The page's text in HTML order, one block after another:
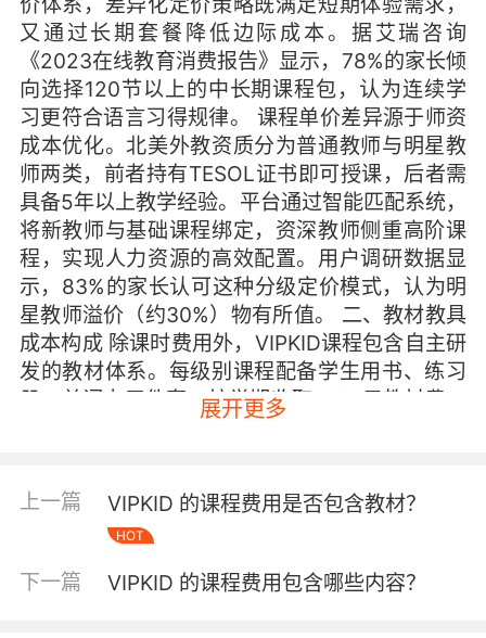
又通过长期套餐降低边际成本。据艾瑞咨询
《2023在线教育消费报告》显示，78%的家长倾
向选择120节以上的中长期课程包，认为连续学
习更符合语言习得规律。 课程单价差异源于师资
成本优化。北美外教资质分为普通教师与明星教
师两类，前者持有TESOL证书即可授课，后者需
具备5年以上教学经验。平台通过智能匹配系统，
将新教师与基础课程绑定，资深教师侧重高阶课
程，实现人力资源的高效配置。用户调研数据显
示，83%的家长认可这种分级定价模式，认为明
星教师溢价（约30%）物有所值。 二、教材教具
成本构成 除课时费用外，VIPKID课程包含自主研
发的教材体系。每级别课程配备学生用书、练习
册、单词卡三件套，按学期收取1280元教材费。
这套获得中美双版权认证的教材，由哈佛教育学
语言整合学习），每年研发投入超2000万元。第
三方机构测评显示，其课程内容覆盖率达到CEFR
标准的92%，显著高于行业平均水平。 配套教具
包含互动课件、外教反馈报告、AI语音测评系统
三项数字化服务。其中AI语音识别技术来自微软
展开更多
上一篇 VIPKID 的课程费用是否包含教材？
HOT
下一篇 VIPKID 的课程费用包含哪些内容？